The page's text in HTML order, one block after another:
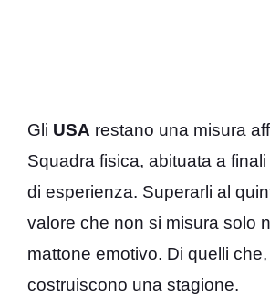
Gli USA restano una misura
Squadra fisica, abituata a
di esperienza. Superarli al
valore che non si misura solo
mattone emotivo. Di quelli
costruiscono una stagione.